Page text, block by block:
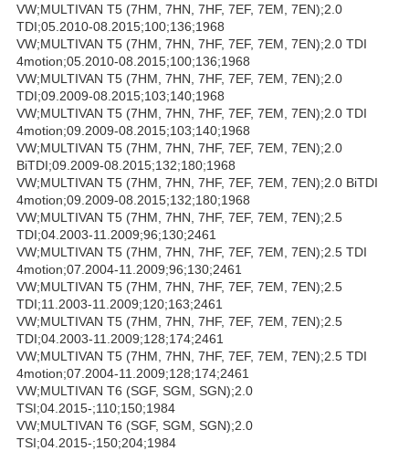
VW;MULTIVAN T5 (7HM, 7HN, 7HF, 7EF, 7EM, 7EN);2.0
TDI;05.2010-08.2015;100;136;1968
VW;MULTIVAN T5 (7HM, 7HN, 7HF, 7EF, 7EM, 7EN);2.0 TDI
4motion;05.2010-08.2015;100;136;1968
VW;MULTIVAN T5 (7HM, 7HN, 7HF, 7EF, 7EM, 7EN);2.0
TDI;09.2009-08.2015;103;140;1968
VW;MULTIVAN T5 (7HM, 7HN, 7HF, 7EF, 7EM, 7EN);2.0 TDI
4motion;09.2009-08.2015;103;140;1968
VW;MULTIVAN T5 (7HM, 7HN, 7HF, 7EF, 7EM, 7EN);2.0
BiTDI;09.2009-08.2015;132;180;1968
VW;MULTIVAN T5 (7HM, 7HN, 7HF, 7EF, 7EM, 7EN);2.0 BiTDI
4motion;09.2009-08.2015;132;180;1968
VW;MULTIVAN T5 (7HM, 7HN, 7HF, 7EF, 7EM, 7EN);2.5
TDI;04.2003-11.2009;96;130;2461
VW;MULTIVAN T5 (7HM, 7HN, 7HF, 7EF, 7EM, 7EN);2.5 TDI
4motion;07.2004-11.2009;96;130;2461
VW;MULTIVAN T5 (7HM, 7HN, 7HF, 7EF, 7EM, 7EN);2.5
TDI;11.2003-11.2009;120;163;2461
VW;MULTIVAN T5 (7HM, 7HN, 7HF, 7EF, 7EM, 7EN);2.5
TDI;04.2003-11.2009;128;174;2461
VW;MULTIVAN T5 (7HM, 7HN, 7HF, 7EF, 7EM, 7EN);2.5 TDI
4motion;07.2004-11.2009;128;174;2461
VW;MULTIVAN T6 (SGF, SGM, SGN);2.0
TSI;04.2015-;110;150;1984
VW;MULTIVAN T6 (SGF, SGM, SGN);2.0
TSI;04.2015-;150;204;1984